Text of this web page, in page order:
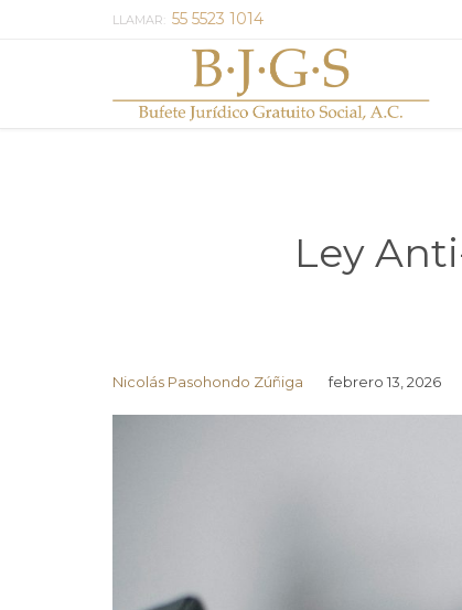
LLAMAR: 55 5523 1014
Ley
Nicolás Pasohondo Zúñiga febrero 13, 2026